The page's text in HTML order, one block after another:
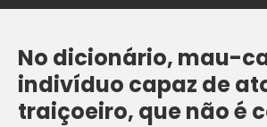
No dicionário, mau-
indivíduo capaz de
traiçoeiro, que não é